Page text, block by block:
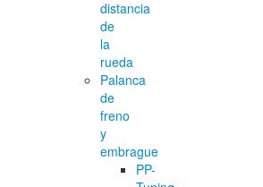
distancia
de
la
rueda
Palanca
de
freno
y
embrague
PP-